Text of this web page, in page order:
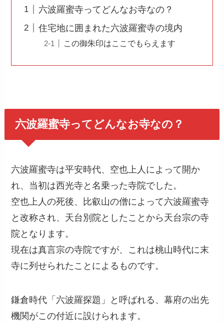
六波羅蜜寺ってどんなお寺なの？
住宅地に囲まれた六波羅蜜寺の境内
この御朱印はここでもらえます
六波羅蜜寺ってどんなお寺なの？
六波羅蜜寺は平安時代、空也上人によって開か
れ、当初は西光寺と名乗った寺院でした。
空也上人の死後、比叡山の僧によって六波羅蜜寺
と改称され、天台別院としたことから天台宗の寺
院となります。
現在は真言宗の寺院ですが、これは桃山時代に末
寺に列せられたことによるものです。
鎌倉時代「六波羅探題」と呼ばれる、幕府の出先
機関がこの付近に設けられます。